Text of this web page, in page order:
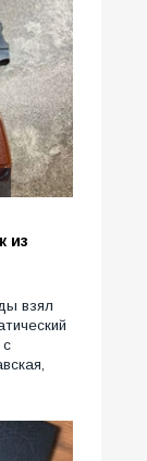
из
взял
с